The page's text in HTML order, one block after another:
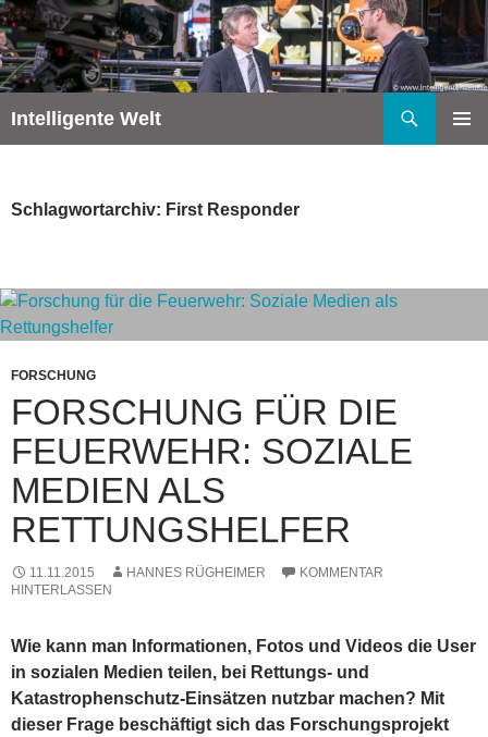
Zum
Inhalt
springen
Intelligente Welt
Schlagwortarchiv: First Responder
FORSCHUNG
FORSCHUNG FÜR DIE
FEUERWEHR: SOZIALE
MEDIEN ALS
RETTUNGSHELFER
11.11.2015 HANNES RÜGHEIMER
KOMMENTAR
HINTERLASSEN
Wie kann man Informationen, Fotos und Videos die User
in sozialen Medien teilen, bei Rettungs- und
Katastrophenschutz-Einsätzen nutzbar machen? Mit
dieser Frage beschäftigt sich das Forschungsprojekt